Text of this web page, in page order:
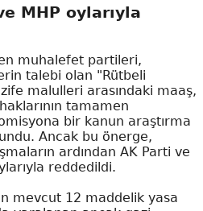
MHP oylarıyla
muhalefet partileri,
talebi olan "Rütbeli
malulleri arasındaki maaş,
tamamen
bir kanun araştırma
Ancak bu önerge,
ardından AK Parti ve
reddedildi.
mevcut 12 maddelik yasa